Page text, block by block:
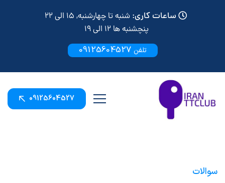
ساعات کاری: شنبه تا چهارشنبه, 15 الی 22
پنچشنبه ها 12 الی 19
تلفن 09125604527
09125604527
سوالات